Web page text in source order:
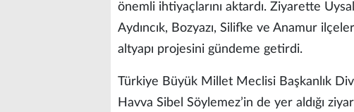
önemli ihtiyaçlarını aktardı. Ziyarette
Aydıncık, Bozyazı, Silifke ve Anamur
altyapı projesini gündeme getirdi.
Türkiye Büyük Millet Meclisi Başkanlık
Havva Sibel Söylemez’in de yer aldığı